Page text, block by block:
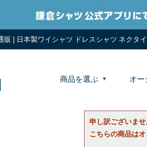
販 | 日本製ワイシャツ ドレスシャツ ネクタ
商品を選ぶ オー
申し訳ございませ
こちらの商品は